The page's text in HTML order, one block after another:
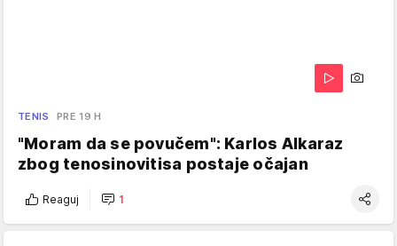
TENIS PRE 19 H
"Moram da se povučem": Karlos Alkaraz
zbog tenosinovitisa postaje očajan
Reaguj 1